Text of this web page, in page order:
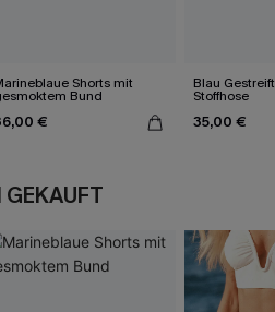
Shorts mit
Bund
€
Blau
Stoffhose
35,00 €
GEKAUFT